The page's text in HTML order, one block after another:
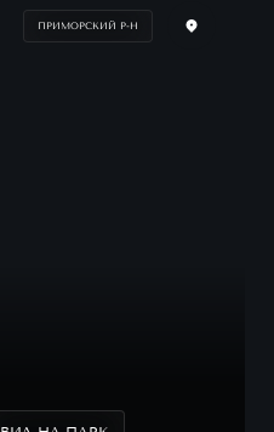
ПРИМОРСКИЙ Р-Н